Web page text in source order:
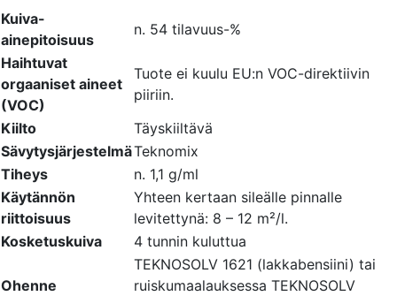
Kuiva-
ainepitoisuus
n. 54 tilavuus-%
Haihtuvat
orgaaniset aineet
(VOC)
Tuote ei kuulu EU:n VOC-direktiivin
piiriin.
Kiilto
Täyskiiltävä
SävytysjärjestelmäTeknomix
Tiheys
n. 1,1 g/ml
Käytännön
riittoisuus
Yhteen kertaan sileälle pinnalle
levitettynä: 8 – 12 m²/l.
Kosketuskuiva
4 tunnin kuluttua
Ohenne
TEKNOSOLV 1621 (lakkabensiini) tai
ruiskumaalauksessa TEKNOSOLV